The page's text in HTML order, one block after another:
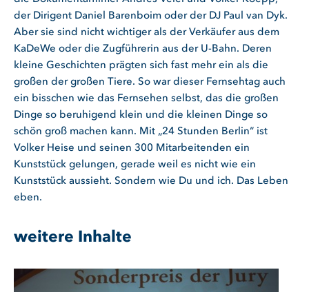
der Dirigent Daniel Barenboim oder der DJ Paul van Dyk.
Aber sie sind nicht wichtiger als der Verkäufer aus dem
KaDeWe oder die Zugführerin aus der U-Bahn. Deren
kleine Geschichten prägten sich fast mehr ein als die
großen der großen Tiere. So war dieser Fernsehtag auch
ein bisschen wie das Fernsehen selbst, das die großen
Dinge so beruhigend klein und die kleinen Dinge so
schön groß machen kann. Mit „24 Stunden Berlin“ ist
Volker Heise und seinen 300 Mitarbeitenden ein
Kunststück gelungen, gerade weil es nicht wie ein
Kunststück aussieht. Sondern wie Du und ich. Das Leben
eben.
weitere Inhalte